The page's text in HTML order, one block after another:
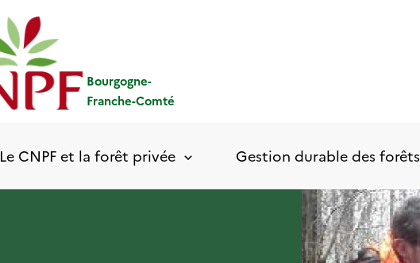
Bourgogne-
Franche-Comté
Le CNPF et la forêt privée Gestion durable des forêts